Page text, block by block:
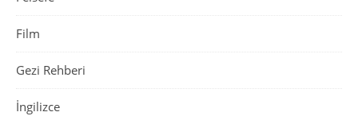
Film
Gezi Rehberi
İngilizce